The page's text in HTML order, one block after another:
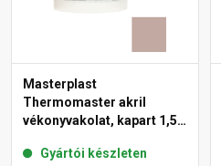
Masterplast
Thermomaster akril
vékonyvakolat, kapart 1,5
Gyártói készleten